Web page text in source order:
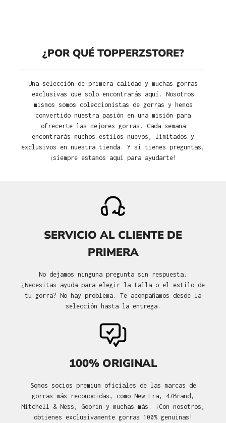
¿POR QUÉ TOPPERZSTORE?
Una selección de primera calidad y muchas gorras
exclusivas que solo encontrarás aquí. Nosotros
mismos somos coleccionistas de gorras y hemos
convertido nuestra pasión en una misión para
ofrecerte las mejores gorras. Cada semana
encontrarás muchos estilos nuevos, limitados y
exclusivos en nuestra tienda. Y si tienes preguntas,
¡siempre estamos aquí para ayudarte!
SERVICIO AL CLIENTE DE
PRIMERA
No dejamos ninguna pregunta sin respuesta.
¿Necesitas ayuda para elegir la talla o el estilo de
tu gorra? No hay problema. Te acompañamos desde la
selección hasta la entrega.
100% ORIGINAL
Somos socios premium oficiales de las marcas de
gorras más reconocidas, como New Era, 47Brand,
Mitchell & Ness, Goorin y muchas más. ¡Con nosotros,
obtienes exclusivamente gorras 100% genuinas!